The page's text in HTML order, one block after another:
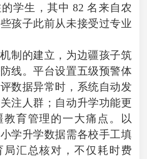
学生，其中 82 名来自农
孩子此前从未接受过专业
制的建立，为边疆孩子筑
线。平台设置五级预警体
数据异常时，系统自动发
注人群；自动升学功能更
教育管理的一大痛点。以
学升学数据需各校手工填
局汇总核对，不仅耗时费